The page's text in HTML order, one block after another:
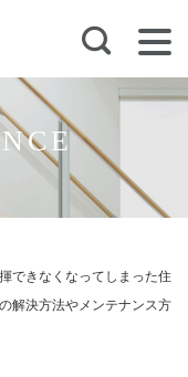
できなくなってしまった住
解決方法やメンテナンス方